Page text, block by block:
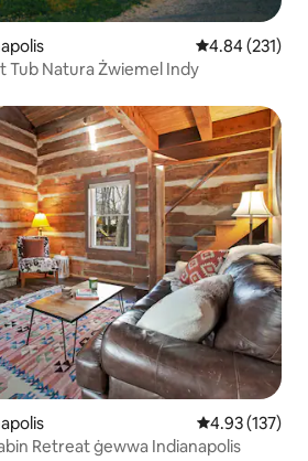
Rating medju
4.84 (231)
Tub Natura Żwiemel Indy
Rating medju
4.93 (137)
Retreat ġewwa Indianapolis